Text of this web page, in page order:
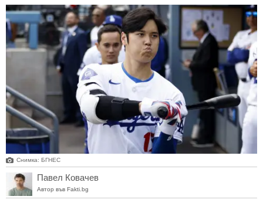
Снимка: БГНЕС
Павел Ковачев
Автор във Fakti.bg